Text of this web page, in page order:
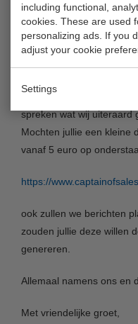
including functional,
cookies. These are used
personalizing ads. If you
adjust your cookie
Settings
Redding Maatschappij
Wij zullen verschillende
deze manier geld in te
Natuurlijk vraagt de
spreken wat wij uiteraard
Mochten jullie een kleine
vanaf 5 euro op
https://
ook zullen we berichten
zouden jullie deze willen
genereren.
Allemaal namens ons en
Met vriendelijke groet,